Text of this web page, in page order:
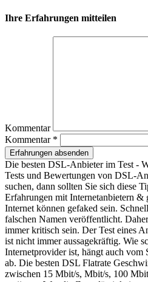
Ihre Erfahrungen mitteilen
Kommentar
Kommentar *
Erfahrungen absenden
Die besten DSL-Anbieter im Test -
Tests und Bewertungen von DSL-
suchen, dann sollten Sie sich diese
Erfahrungen mit Internetanbietern
Internet können gefaked sein.
falschen Namen veröffentlicht.
immer kritisch sein. Der Test eines
ist nicht immer aussagekräftig. Wie
Internetprovider ist, hängt auch vom
ab. Die besten DSL Flatrate
zwischen 15 Mbit/s, Mbit/s, 100